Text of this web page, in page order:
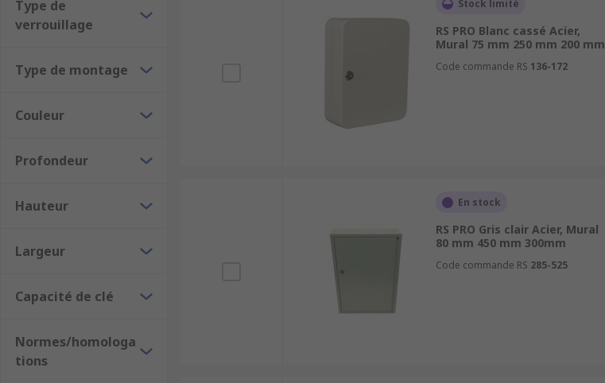
Type de
verrouillage
Type de montage
Couleur
Profondeur
Hauteur
Largeur
Capacité de clé
Normes/homologa
tions
Stock limité
RS PRO Blanc cassé Acier,
Mural 75 mm 250 mm 200 mm
Code commande RS 136-172
En stock
RS PRO Gris clair Acier, Mural
80 mm 450 mm 300mm
Code commande RS 285-525